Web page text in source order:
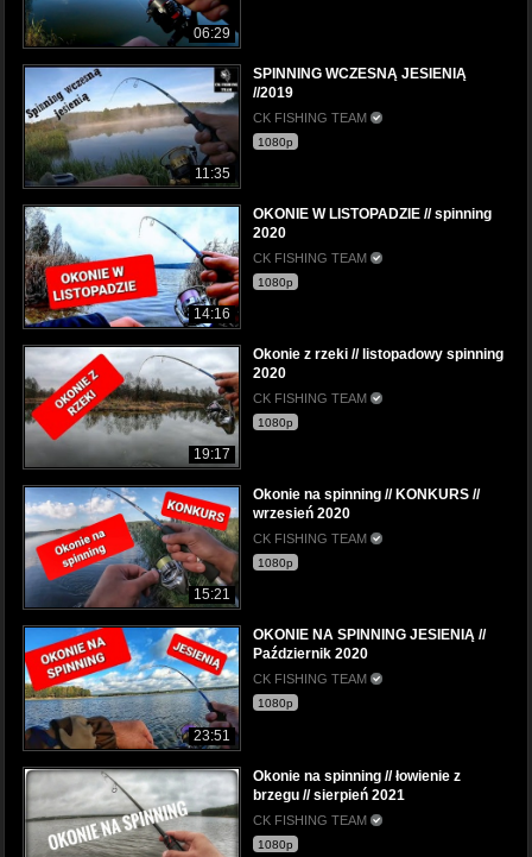
06:29
11:35
SPINNING WCZESNĄ JESIENIĄ
//2019
CK FISHING TEAM
1080p
14:16
OKONIE W LISTOPADZIE // spinning
2020
CK FISHING TEAM
1080p
19:17
Okonie z rzeki // listopadowy spinning
2020
CK FISHING TEAM
1080p
15:21
Okonie na spinning // KONKURS //
wrzesień 2020
CK FISHING TEAM
1080p
23:51
OKONIE NA SPINNING JESIENIĄ //
Październik 2020
CK FISHING TEAM
1080p
Okonie na spinning // łowienie z
brzegu // sierpień 2021
CK FISHING TEAM
1080p